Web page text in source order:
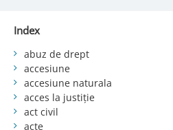
Index
abuz de drept
accesiune
accesiune naturala
acces la justiție
act civil
acte